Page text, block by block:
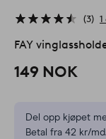
3
FAY
149 NOK
Del opp kjøpet
Betal fra 42 kr/md.